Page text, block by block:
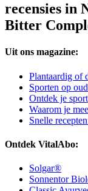
recensies in
Bitter
Uit ons magazine:
Plantaardig of
Sporten op
Ontdek je sport
Waarom je
Snelle
Ontdek VitalAbo:
Solgar®
Sonnentor